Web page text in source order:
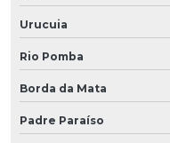
Urucuia
Rio Pomba
Borda da Mata
Padre Paraíso